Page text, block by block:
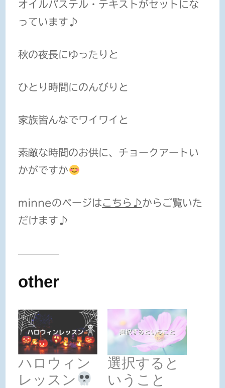
オイルパステル・テキスト がセットにな
っています♪
秋の夜長にゆったりと
ひとり時間にのんびりと
家族皆んなでワイワイと
素敵な時間のお供に、チョークアートい
かがですか
minneのページはこちら♪からご覧いた
だけます♪
other
ハロウィン
レッスン
選択すると
いうこと